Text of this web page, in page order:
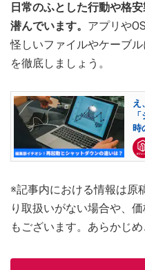
日常のふとした行動や格
潜んでいます。 アプリや
怪しいファイルやケーブ
を徹底しましょう。
え
時
※記事内における情報は原
り取扱いがない場合や、
もございます。あらかじめ